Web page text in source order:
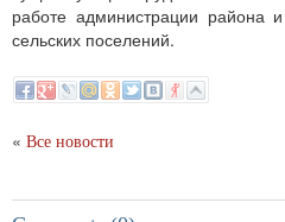
работе администрации района
сельских поселений.
« Все новости